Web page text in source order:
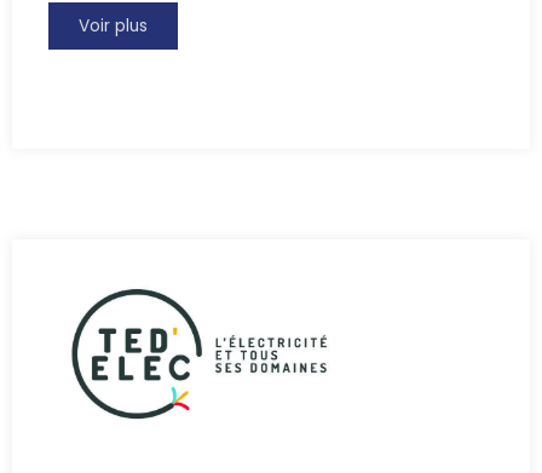
Voir plus